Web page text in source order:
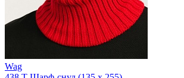
Wag